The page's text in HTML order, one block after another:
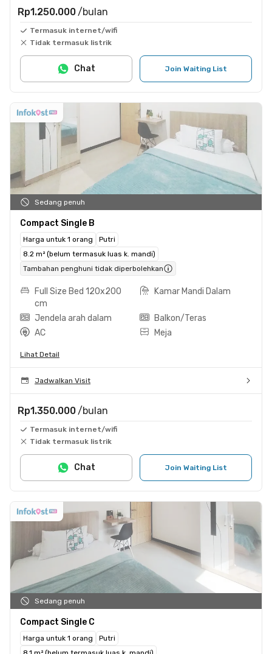
Rp1.250.000 /bulan
Termasuk internet/wifi
Tidak termasuk listrik
Join Waiting List
Chat
Sedang penuh
Compact Single B
Harga untuk 1 orang
Putri
8.2 m² (belum termasuk luas k. mandi)
Tambahan penghuni tidak diperbolehkan
Full Size Bed 120x200
cm
Kamar Mandi Dalam
Jendela arah dalam
Balkon/Teras
AC
Meja
Lihat Detail
Jadwalkan Visit
Rp1.350.000 /bulan
Termasuk internet/wifi
Tidak termasuk listrik
Join Waiting List
Chat
Sedang penuh
Compact Single C
Harga untuk 1 orang
Putri